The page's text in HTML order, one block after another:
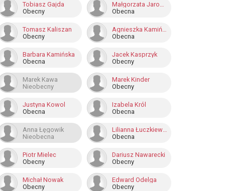
Tobiasz Gajda
Obecny
Małgorzata Jarosz-Basztabin
Obecna
Tomasz Kaliszan
Obecny
Agnieszka Kamińska
Obecna
Barbara Kamińska
Obecna
Jacek Kasprzyk
Obecny
Marek Kawa
Nieobecny
Marek Kinder
Obecny
Justyna Kowol
Obecna
Izabela Król
Obecna
Anna Łęgowik
Nieobecna
Lilianna Łuczkiewicz
Obecna
Piotr Mielec
Obecny
Dariusz Nawarecki
Obecny
Michał Nowak
Obecny
Edward Odelga
Obecny